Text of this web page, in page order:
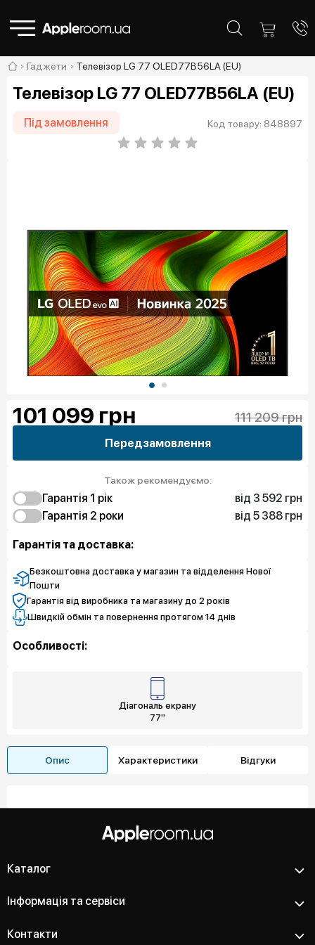
Гаджети Телевізор LG 77 OLED77B56LA (EU)
Телевізор LG 77 OLED77B56LA (EU)
Під замовлення Код товару: 848897
101 099 грн 111 209 грн
Передзамовлення
Також рекомендуємо:
Гарантія 1 рік
від 3 592 грн
Захист від браку
3 592 грн
Гарантія 2 роки
від 5 388 грн
Гарантія та доставка:
Безкоштовна доставка у магазин та відделення Нової
Пошти
Гарантія від виробника та магазину до 2 років
Швидкій обмін та повернення протягом 14 днів
Особливості:
Діагональ екрану
77"
Опис Характеристики Відгуки
Каталог
Інформація та сервіси
Контакти